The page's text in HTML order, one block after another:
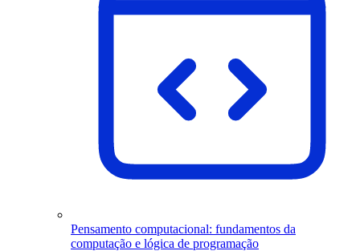
Pensamento computacional: fundamentos da
computação e lógica de programação